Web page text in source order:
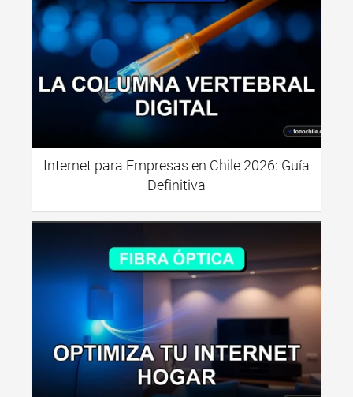
Internet para Empresas en Chile 2026: Guía
Definitiva